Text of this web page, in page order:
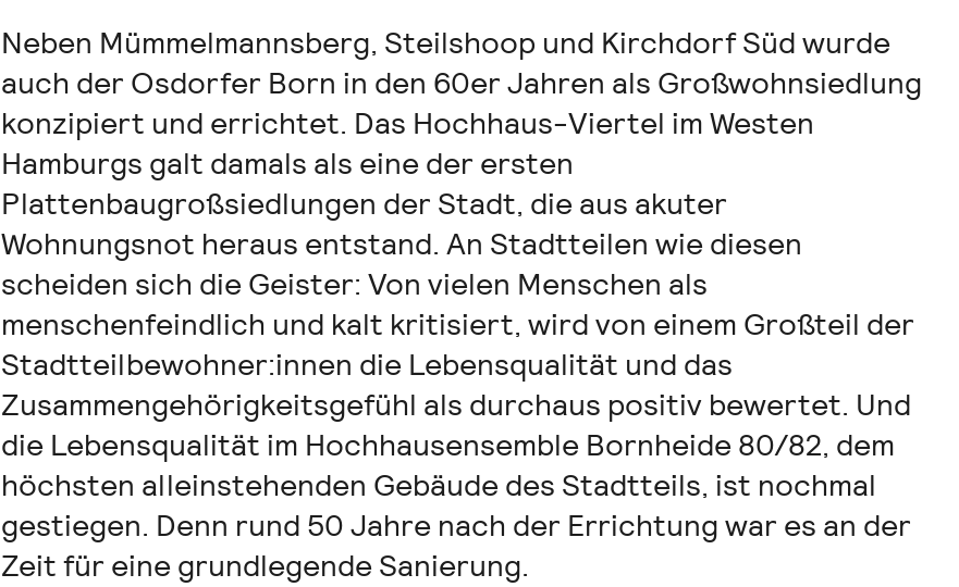
Neben Mümmelmannsberg, Steilshoop und Kirchdorf Süd wurde
auch der Osdorfer Born in den 60er Jahren als Großwohnsiedlung
konzipiert und errichtet. Das Hochhaus-Viertel im Westen
Hamburgs galt damals als eine der ersten
Plattenbaugroßsiedlungen der Stadt, die aus akuter
Wohnungsnot heraus entstand. An Stadtteilen wie diesen
scheiden sich die Geister: Von vielen Menschen als
menschenfeindlich und kalt kritisiert, wird von einem Großteil der
Stadtteilbewohner:innen die Lebensqualität und das
Zusammengehörigkeitsgefühl als durchaus positiv bewertet. Und
die Lebensqualität im Hochhausensemble Bornheide 80/82, dem
höchsten alleinstehenden Gebäude des Stadtteils, ist nochmal
gestiegen. Denn rund 50 Jahre nach der Errichtung war es an der
Zeit für eine grundlegende Sanierung.